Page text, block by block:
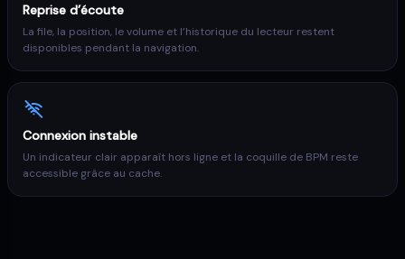
Reprise d’écoute
La file, la position, le volume et l’historique du lecteur restent
disponibles pendant la navigation.
Connexion instable
Un indicateur clair apparaît hors ligne et la coquille de BPM reste
accessible grâce au cache.